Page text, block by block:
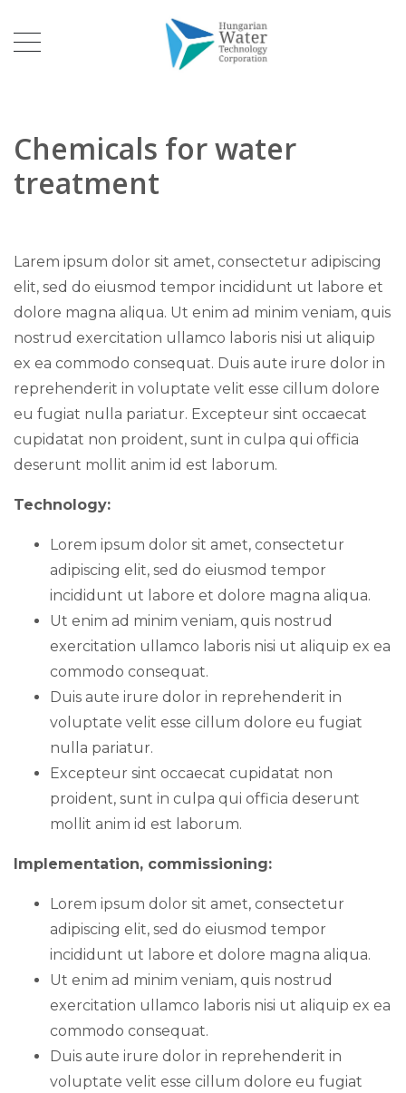
Chemicals for water
treatment
Larem ipsum dolor sit amet, consectetur adipiscing
elit, sed do eiusmod tempor incididunt ut labore et
dolore magna aliqua. Ut enim ad minim veniam, quis
nostrud exercitation ullamco laboris nisi ut aliquip
ex ea commodo consequat. Duis aute irure dolor in
reprehenderit in voluptate velit esse cillum dolore
eu fugiat nulla pariatur. Excepteur sint occaecat
cupidatat non proident, sunt in culpa qui officia
deserunt mollit anim id est laborum.
Technology:
Lorem ipsum dolor sit amet, consectetur
adipiscing elit, sed do eiusmod tempor
incididunt ut labore et dolore magna aliqua.
Ut enim ad minim veniam, quis nostrud
exercitation ullamco laboris nisi ut aliquip ex ea
commodo consequat.
Duis aute irure dolor in reprehenderit in
voluptate velit esse cillum dolore eu fugiat
nulla pariatur.
Excepteur sint occaecat cupidatat non
proident, sunt in culpa qui officia deserunt
mollit anim id est laborum.
Implementation, commissioning:
Lorem ipsum dolor sit amet, consectetur
adipiscing elit, sed do eiusmod tempor
incididunt ut labore et dolore magna aliqua.
Ut enim ad minim veniam, quis nostrud
exercitation ullamco laboris nisi ut aliquip ex ea
commodo consequat.
Duis aute irure dolor in reprehenderit in
voluptate velit esse cillum dolore eu fugiat